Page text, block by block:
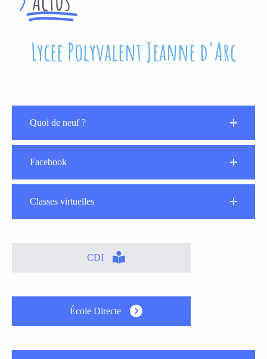
Lycee Polyvalent Jeanne d'Arc
Quoi de neuf ?
Facebook
Classes virtuelles
CDI
École Directe